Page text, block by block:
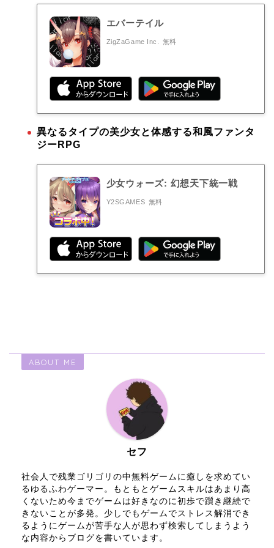
エバーテイル
ZigZaGame Inc. 無料
異なるタイプの美少女と体感する和風ファンタ
ジーRPG
少女ウォーズ: 幻想天下統一戦
Y2SGAMES 無料
ABOUT ME
セフ
社会人で残業ゴリゴリの中無料ゲームに癒しを求めてい
るゆるふわゲーマー。もともとゲームスキルはあまり高
くないため今までゲームは好きなのに初歩で躓き継続で
きないことが多発。少しでもゲームでストレス解消でき
るようにゲームが苦手な人が思わず検索してしまうよう
な内容からブログを書いています。